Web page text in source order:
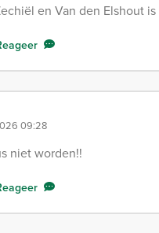
en Van den Elshout
09:28
niet worden!!